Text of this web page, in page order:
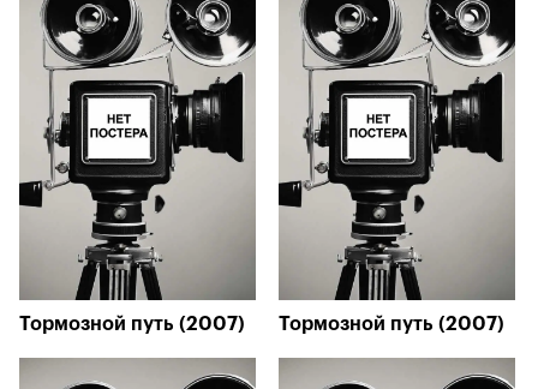
Тормозной путь (2007) Тормозной путь (2007)